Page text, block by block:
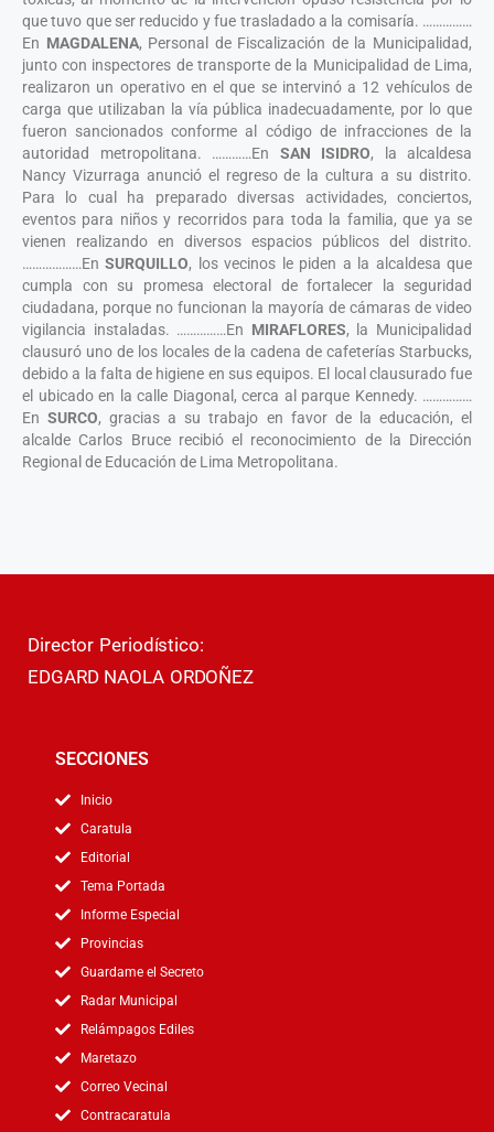
que tuvo que ser reducido y fue trasladado a la comisaría. ……………
En MAGDALENA, Personal de Fiscalización de la Municipalidad,
junto con inspectores de transporte de la Municipalidad de Lima,
realizaron un operativo en el que se intervinó a 12 vehículos de
carga que utilizaban la vía pública inadecuadamente, por lo que
fueron sancionados conforme al código de infracciones de la
autoridad metropolitana. …………En SAN ISIDRO, la alcaldesa
Nancy Vizurraga anunció el regreso de la cultura a su distrito.
Para lo cual ha preparado diversas actividades, conciertos,
eventos para niños y recorridos para toda la familia, que ya se
vienen realizando en diversos espacios públicos del distrito.
………………EnSURQUILLO, los vecinos le piden a la alcaldesa que
cumpla con su promesa electoral de fortalecer la seguridad
ciudadana, porque no funcionan la mayoría de cámaras de video
vigilancia instaladas. ……………En MIRAFLORES, la Municipalidad
clausuró uno de los locales de la cadena de cafeterías Starbucks,
debido a la falta de higiene en sus equipos. El local clausurado fue
el ubicado en la calle Diagonal, cerca al parque Kennedy. ……………
EnSURCO, gracias a su trabajo en favor de la educación, el
alcalde Carlos Bruce recibió el reconocimiento de la Dirección
Regional de Educación de Lima Metropolitana.
Director Periodístico:
EDGARD NAOLA ORDOÑEZ
SECCIONES
Inicio
Caratula
Editorial
Tema Portada
Informe Especial
Provincias
Guardame el Secreto
Radar Municipal
Relámpagos Ediles
Maretazo
Correo Vecinal
Contracaratula